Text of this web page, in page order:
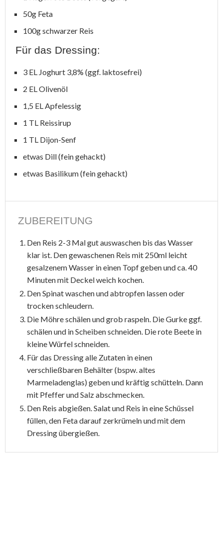
50g Feta
100g schwarzer Reis
Für das Dressing:
3 EL Joghurt 3,8% (ggf. laktosefrei)
2 EL Olivenöl
1,5 EL Apfelessig
1 TL Reissirup
1 TL Dijon-Senf
etwas Dill (fein gehackt)
etwas Basilikum (fein gehackt)
ZUBEREITUNG
Den Reis 2-3 Mal gut auswaschen bis das Wasser
klar ist. Den gewaschenen Reis mit 250ml leicht
gesalzenem Wasser in einen Topf geben und ca. 40
Minuten mit Deckel weich kochen.
Den Spinat waschen und abtropfen lassen oder
trocken schleudern.
Die Möhre schälen und grob raspeln. Die Gurke ggf.
schälen und in Scheiben schneiden. Die rote Beete in
kleine Würfel schneiden.
Für das Dressing alle Zutaten in einen
verschließbaren Behälter (bspw. altes
Marmeladenglas) geben und kräftig schütteln. Dann
mit Pfeffer und Salz abschmecken.
Den Reis abgießen. Salat und Reis in eine Schüssel
füllen, den Feta darauf zerkrümeln und mit dem
Dressing übergießen.